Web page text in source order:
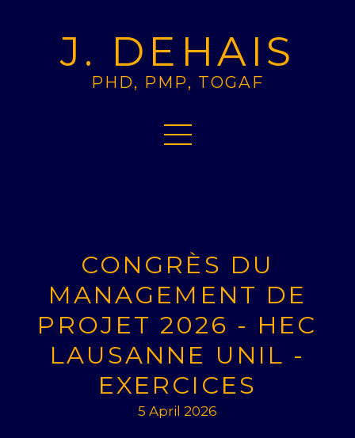
J. DEHAIS
PHD, PMP, TOGAF
CONGRÈS DU
MANAGEMENT DE
PROJET 2026 - HEC
LAUSANNE UNIL -
EXERCICES
5 April 2026